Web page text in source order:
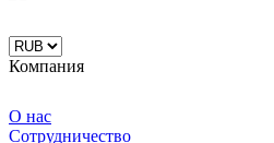
Компания
О нас
Сотрудничество